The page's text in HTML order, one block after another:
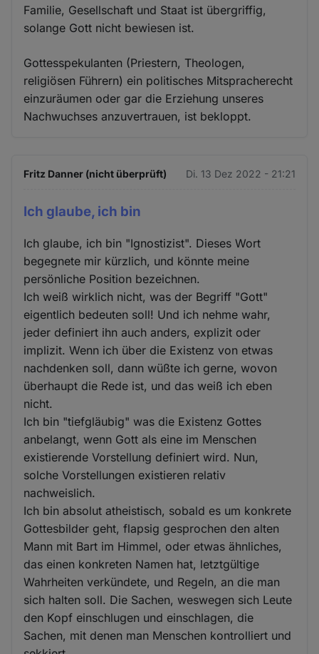
Familie, Gesellschaft und Staat ist übergriffig,
solange Gott nicht bewiesen ist.
Gottesspekulanten (Priestern, Theologen,
religiösen Führern) ein politisches Mitspracherecht
einzuräumen oder gar die Erziehung unseres
Nachwuchses anzuvertrauen, ist bekloppt.
Fritz Danner (nicht überprüft) Di. 13 Dez 2022 - 21:21
Ich glaube, ich bin
Ich glaube, ich bin "Ignostizist". Dieses Wort
begegnete mir kürzlich, und könnte meine
persönliche Position bezeichnen.
Ich weiß wirklich nicht, was der Begriff "Gott"
eigentlich bedeuten soll! Und ich nehme wahr,
jeder definiert ihn auch anders, explizit oder
implizit. Wenn ich über die Existenz von etwas
nachdenken soll, dann wüßte ich gerne, wovon
überhaupt die Rede ist, und das weiß ich eben
nicht.
Ich bin "tiefgläubig" was die Existenz Gottes
anbelangt, wenn Gott als eine im Menschen
existierende Vorstellung definiert wird. Nun,
solche Vorstellungen existieren relativ
nachweislich.
Ich bin absolut atheistisch, sobald es um konkrete
Gottesbilder geht, flapsig gesprochen den alten
Mann mit Bart im Himmel, oder etwas ähnliches,
das einen konkreten Namen hat, letztgültige
Wahrheiten verkündete, und Regeln, an die man
sich halten soll. Die Sachen, weswegen sich Leute
den Kopf einschlugen und einschlagen, die
Sachen, mit denen man Menschen kontrolliert und